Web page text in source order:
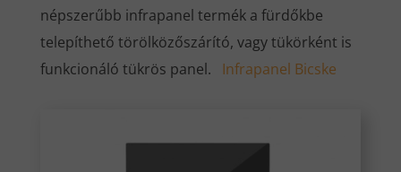
népszerűbb infrapanel termék a fürdőkbe
telepíthető törölközőszárító, vagy tükörként is
funkcionáló tükrös panel. Infrapanel Bicske